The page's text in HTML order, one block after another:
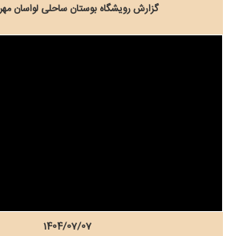
گزارش رویشگاه بوستان ساحلی لواسان مهر
1404/07/07